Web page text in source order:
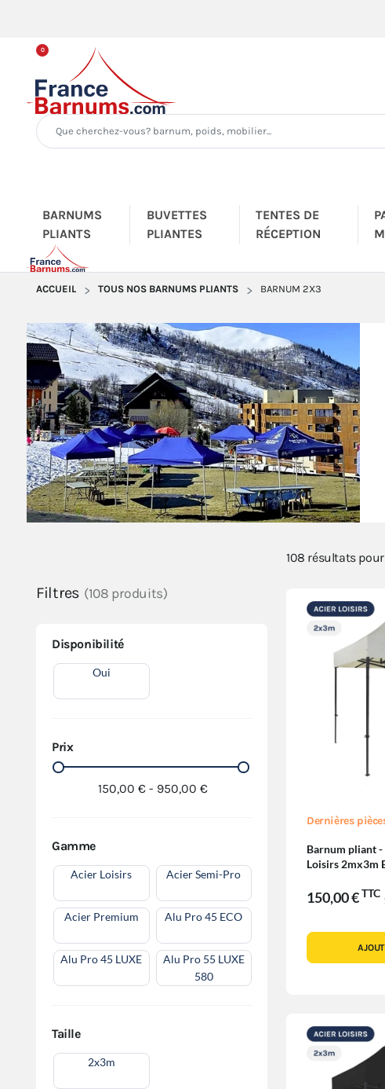
0
BARNUMS
PLIANTS
BUVETTES
PLIANTES
TENTES DE
RÉCEPTION
ACCUEIL TOUS NOS BARNUMS PLIANTS BARNUM 2X3
Filtres (108 produits)
Disponibilité
Oui
Prix
150,00 € - 950,00 €
Gamme
Acier Loisirs Acier Semi-Pro
Acier Premium Alu Pro 45 ECO
Alu Pro 45 LUXE
Alu Pro 55 LUXE
580
Taille
2x3m
108 résultats pour
Dernières
Barnum pliant
Loisirs 2mx3m
150,00 €TTC